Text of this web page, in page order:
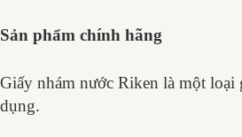
Sản phẩm chính hãng
Giấy nhám nước Riken là một
dụng.